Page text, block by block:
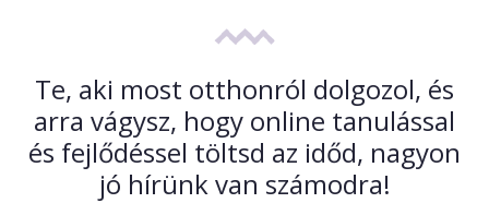
Te, aki most otthonról dolgozol, és
arra vágysz, hogy online tanulással
és fejlődéssel töltsd az időd, nagyon
jó hírünk van számodra!